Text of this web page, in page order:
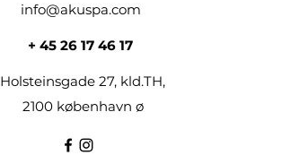
info@akuspa.com
+ 45 26 17 46 17
Holsteinsgade 27, kld.TH,
2100 københavn ø